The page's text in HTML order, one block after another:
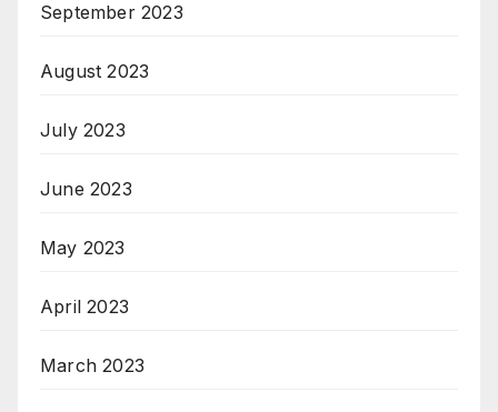
September 2023
August 2023
July 2023
June 2023
May 2023
April 2023
March 2023